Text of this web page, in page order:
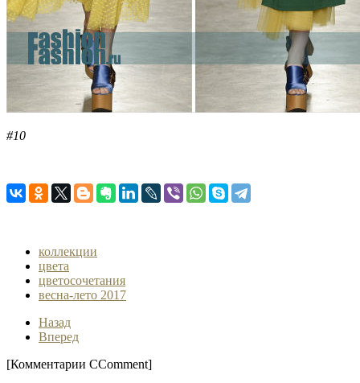
#10
коллекции
цвета
цветосочетания
весна-лето 2017
Назад
Вперед
[Комментарии CComment]